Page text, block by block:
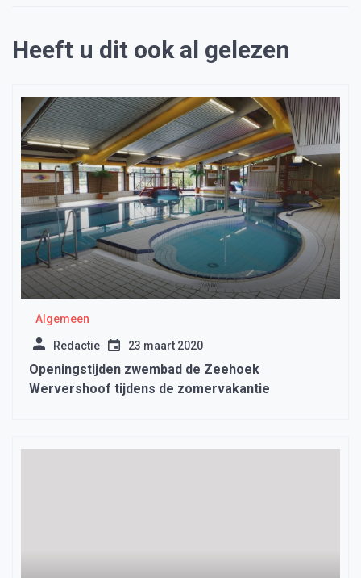
Heeft u dit ook al gelezen
Algemeen
Redactie 23 maart 2020
Openingstijden zwembad de Zeehoek
Wervershoof tijdens de zomervakantie